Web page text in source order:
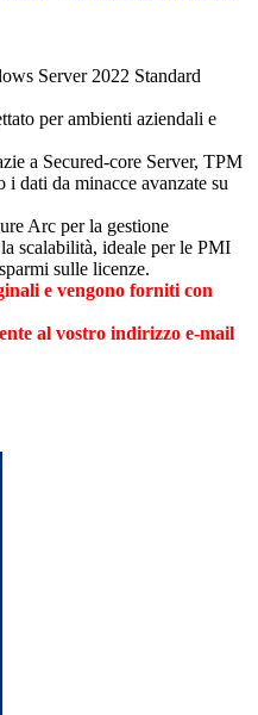
Server 2022 Standard
per ambienti aziendali e
a Secured-core Server, TPM
dati da minacce avanzate su
Arc per la gestione
scalabilità, ideale per le PMI
sulle licenze.
e vengono forniti con
al vostro indirizzo e-mail